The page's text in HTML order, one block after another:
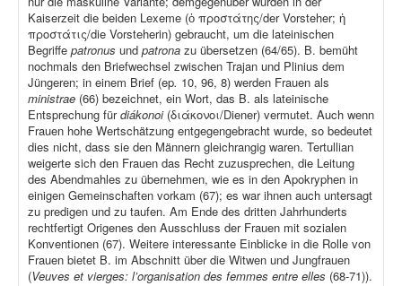
Kaiserzeit die beiden Lexeme (ὁ προστάτης/der Vorsteher; ἡ
προστάτις/die Vorsteherin) gebraucht, um die lateinischen
Begriffe patronus und patrona zu übersetzen (64/65). B. bemüht
nochmals den Briefwechsel zwischen Trajan und Plinius dem
Jüngeren; in einem Brief (ep. 10, 96, 8) werden Frauen als
ministrae (66) bezeichnet, ein Wort, das B. als lateinische
Entsprechung fürdiákonoi (διάκονοι/Diener) vermutet. Auch wenn
Frauen hohe Wertschätzung entgegengebracht wurde, so bedeutet
dies nicht, dass sie den Männern gleichrangig waren. Tertullian
weigerte sich den Frauen das Recht zuzusprechen, die Leitung
des Abendmahles zu übernehmen, wie es in den Apokryphen in
einigen Gemeinschaften vorkam (67); es war ihnen auch untersagt
zu predigen und zu taufen. Am Ende des dritten Jahrhunderts
rechtfertigt Origenes den Ausschluss der Frauen mit sozialen
Konventionen (67). Weitere interessante Einblicke in die Rolle von
Frauen bietet B. im Abschnitt über die Witwen und Jungfrauen
(Veuves et vierges: l’organisation des femmes entre elles (68-71)).